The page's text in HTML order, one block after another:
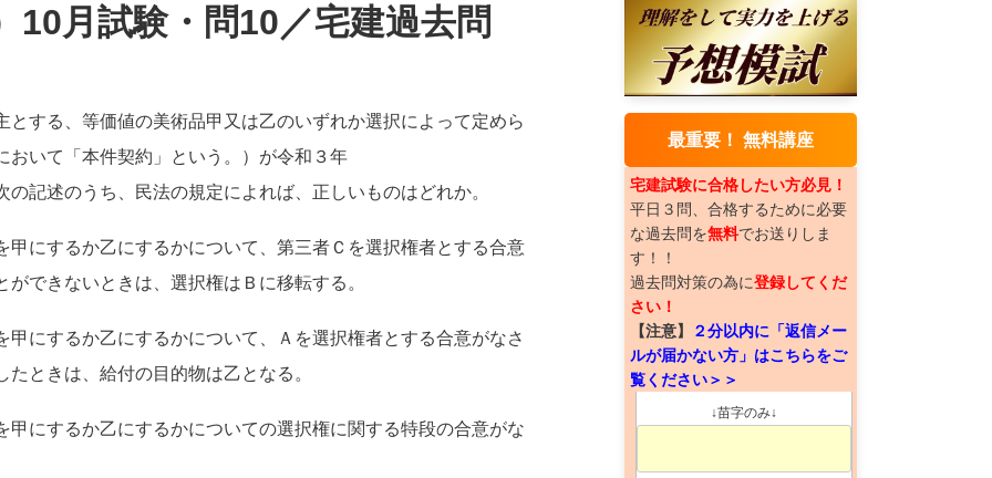
10月試験・問10／宅建過去問
とする、等価値の美術品甲又は乙のいずれか選択によって定めら
おいて「本件契約」という。）が令和３年
の記述のうち、民法の規定によれば、正しいものはどれか。
甲にするか乙にするかについて、第三者Ｃを選択権者とする合意
できないときは、選択権はＢに移転する。
甲にするか乙にするかについて、Ａを選択権者とする合意がなさ
ときは、給付の目的物は乙となる。
甲にするか乙にするかについての選択権に関する特段の合意がな
最重要！ 無料講座
宅建試験に合格したい方必見！
平日３問、合格するために必要
な過去問を無料でお送りしま
す！！
過去問対策の為に登録してくだ
さい！
【注意】
２分以内に「返信メー
ルが届かない方」はこちらをご
覧ください＞＞
↓苗字のみ↓